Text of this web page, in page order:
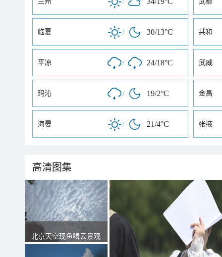
临夏 / 30/13°C 共和
平凉 / 24/18°C 武威
玛沁 / 19/2°C 金昌
海晏 / 21/4°C 张掖
高清图集
北京天空现鱼鳞云景观